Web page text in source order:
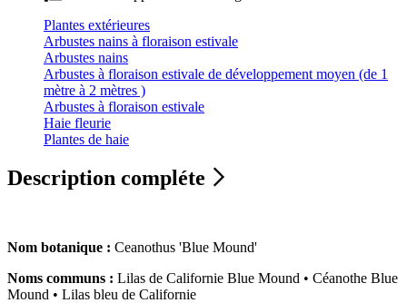
Plantes extérieures
Arbustes nains à floraison estivale
Arbustes nains
Arbustes à floraison estivale de développement moyen (de 1
mètre à 2 mètres )
Arbustes à floraison estivale
Haie fleurie
Plantes de haie
Description compléte
Nom botanique : Ceanothus 'Blue Mound'
Noms communs : Lilas de Californie Blue Mound • Céanothe Blue
Mound • Lilas bleu de Californie